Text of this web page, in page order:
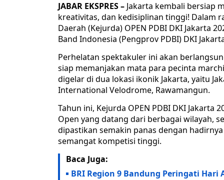
JABAR EKSPRES – Jakarta kembali bersiap
kreativitas, dan kedisiplinan tinggi! Dalam
Daerah (Kejurda) OPEN PDBI DKI Jakarta
Band Indonesia (Pengprov PDBI) DKI
Perhelatan spektakuler ini akan
siap memanjakan mata para pecinta
digelar di dua lokasi ikonik Jakarta, yaitu
International Velodrome, Rawamangun.
Tahun ini, Kejurda OPEN PDBI DKI
Open yang datang dari berbagai wilayah,
dipastikan semakin panas dengan
semangat kompetisi tinggi.
Baca Juga:
BRI Region 9 Bandung Peringati